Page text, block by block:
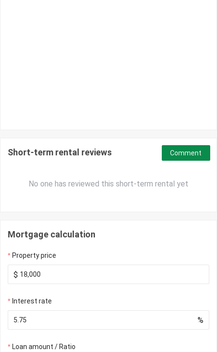
Short-term rental reviews
No one has reviewed this short-term rental yet
Comment
Mortgage calculation
Property price
$
Interest rate
%
Loan amount / Ratio